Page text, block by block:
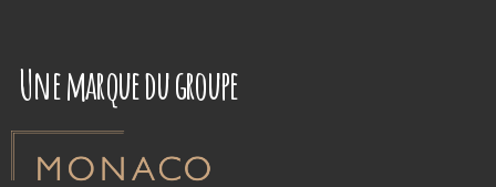
Une marque du groupe